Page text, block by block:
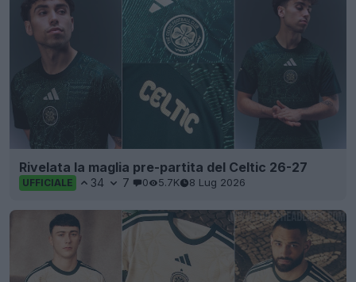
Rivelata la maglia pre-partita del Celtic 26-27
UFFICIALE 34 7 0 5.7K 8 Lug 2026